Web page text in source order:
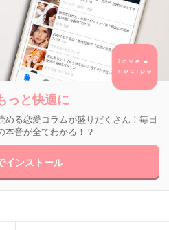
っと快適に
める恋愛コラムが盛りだくさん！毎日
本音が全てわかる！？
インストール